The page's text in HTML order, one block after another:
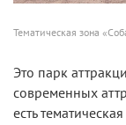
Тематическая зона
Это парк
современных
есть